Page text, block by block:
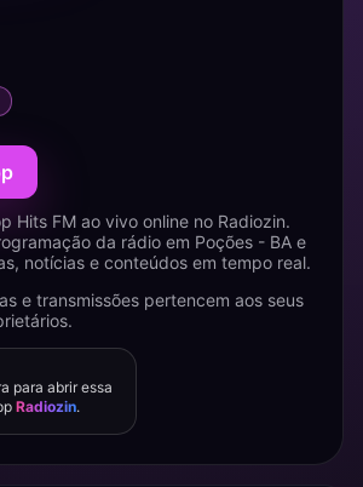
Hits FM ao vivo online no Radiozin.
da rádio em Poções - BA e
notícias e conteúdos em tempo real.
e transmissões pertencem aos seus
para abrir essa
Radiozin.